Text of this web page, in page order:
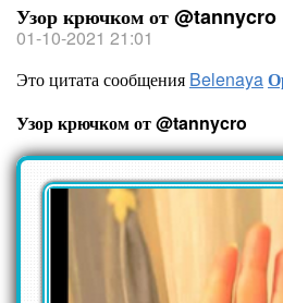
Узор крючком от @tannycro
01-10-2021 21:01
Это цитата сообщения Belenaya
Узор крючком от @tannycro